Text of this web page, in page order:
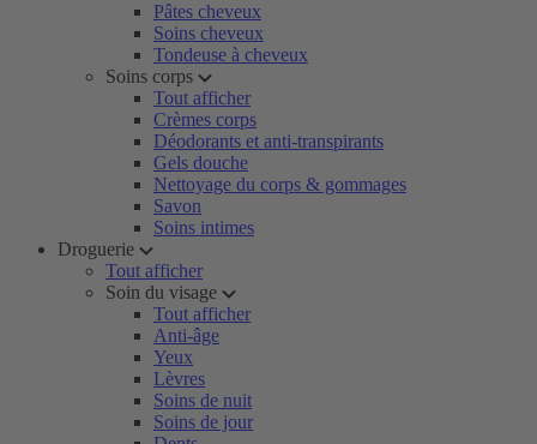
Pâtes cheveux
Soins cheveux
Tondeuse à cheveux
Soins corps
Tout afficher
Crèmes corps
Déodorants et anti-transpirants
Gels douche
Nettoyage du corps & gommages
Savon
Soins intimes
Droguerie
Tout afficher
Soin du visage
Tout afficher
Anti-âge
Yeux
Lèvres
Soins de nuit
Soins de jour